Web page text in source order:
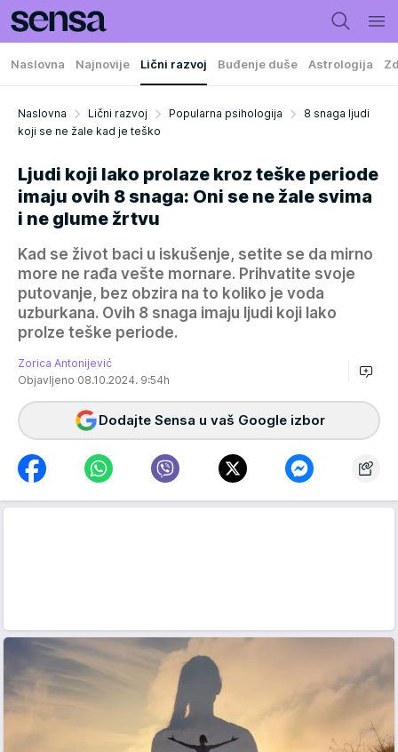
Naslovna Najnovije Lični razvoj Buđenje duše Astrologija
Naslovna Lični razvoj Popularna psihologija
8 snaga ljudi
koji se ne žale kad je teško
Ljudi koji lako prolaze kroz teške periode
imaju ovih 8 snaga: Oni se ne žale svima
i ne glume žrtvu
Kad se život baci u iskušenje, setite se da mirno
more ne rađa vešte mornare. Prihvatite svoje
putovanje, bez obzira na to koliko je voda
uzburkana. Ovih 8 snaga imaju ljudi koji lako
prolze teške periode.
Zorica Antonijević
Objavljeno 08.10.2024. 9:54h
Dodajte Sensa u vaš Google izbor